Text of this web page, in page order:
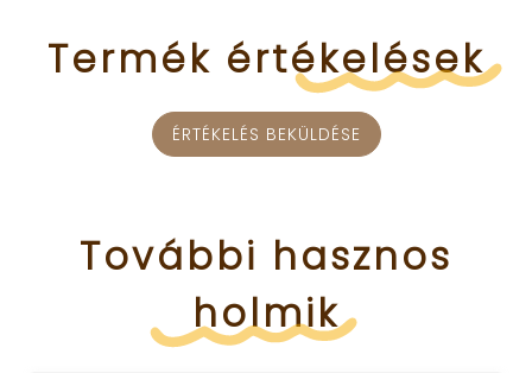
Termék értékelések
ÉRTÉKELÉS BEKÜLDÉSE
További hasznos
holmik